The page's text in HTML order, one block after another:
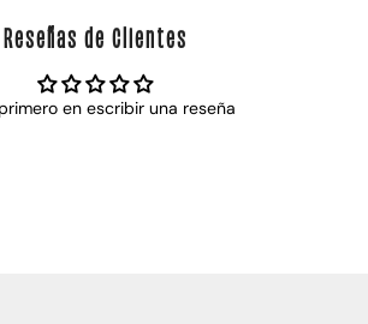
Reseñas de Clientes
en escribir una reseña